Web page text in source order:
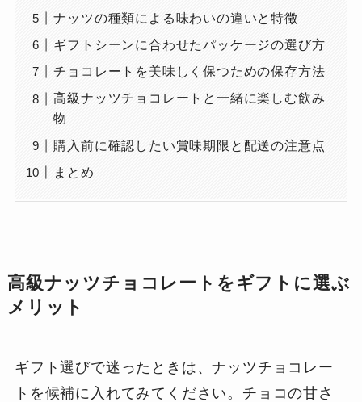
ナッツの種類による味わいの違いと特徴
ギフトシーンに合わせたパッケージの選び方
チョコレートを美味しく保つための保存方法
高級ナッツチョコレートと一緒に楽しむ飲み
物
購入前に確認したい賞味期限と配送の注意点
まとめ
高級ナッツチョコレートをギフトに選ぶ
メリット
ギフト選びで迷ったときは、ナッツチョコレー
トを候補に入れてみてください。チョコの甘さ